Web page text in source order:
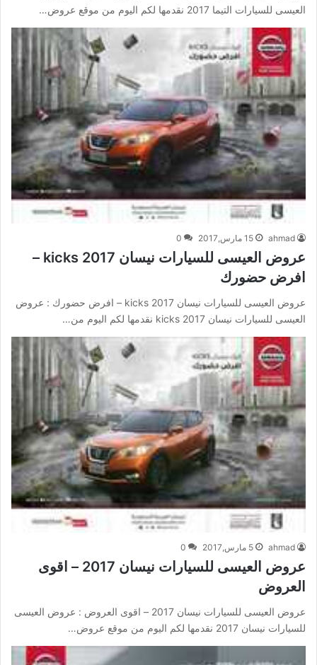
العيسى للسيارات التيما 2017 نقدمها لكم اليوم من موقع عروض…
ahmad 15 مارس,2017 0
عروض العيسى للسيارات نيسان kicks 2017 –
افرض حضورك
عروض العيسى للسيارات نيسان kicks 2017 – افرض حضورك : عروض
العيسى للسيارات نيسان kicks 2017 نقدمها لكم اليوم من…
ahmad 5 مارس,2017 0
عروض العيسى للسيارات نيسان 2017 – اقوى
العروض
عروض العيسى للسيارات نيسان 2017 – اقوى العروض : عروض العيسى
للسيارات نيسان 2017 نقدمها لكم اليوم من موقع عروض…